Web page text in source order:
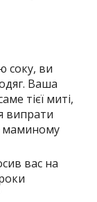
соку, ви
Ваша
тієї миті,
випрати
маминому
вас на